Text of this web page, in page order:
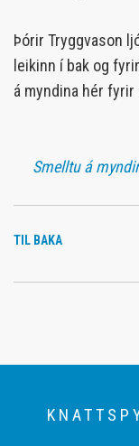
Þórir Tryggvason
leikinn í bak og
á myndina hér fyrir
Smelltu á
TIL BAKA